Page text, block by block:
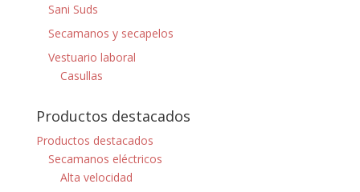
Sani Suds
Secamanos y secapelos
Vestuario laboral
Casullas
Productos destacados
Productos destacados
Secamanos eléctricos
Alta velocidad